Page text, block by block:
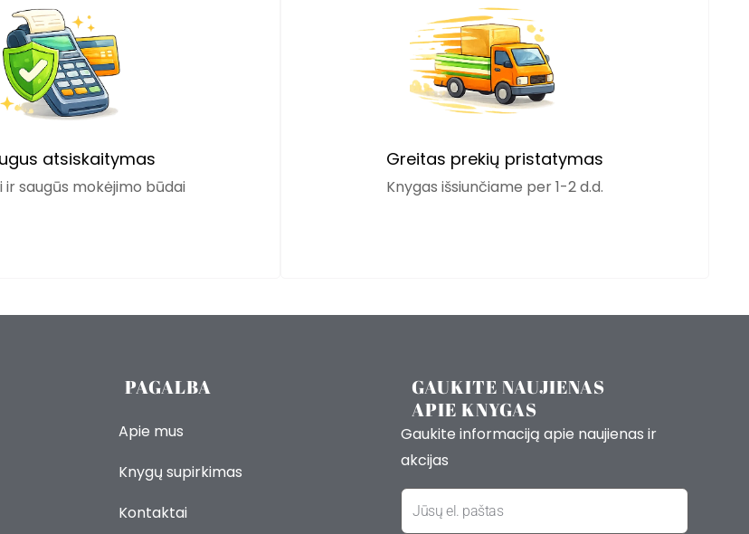
atsiskaitymas
ir saugūs mokėjimo būdai
Greitas prekių pristatymas
Knygas išsiunčiame per 1-2 d.d.
PAGALBA
Apie mus
Knygų supirkimas
Kontaktai
GAUKITE NAUJIENAS
APIE KNYGAS
Gaukite informaciją apie naujienas ir
akcijas
paštas